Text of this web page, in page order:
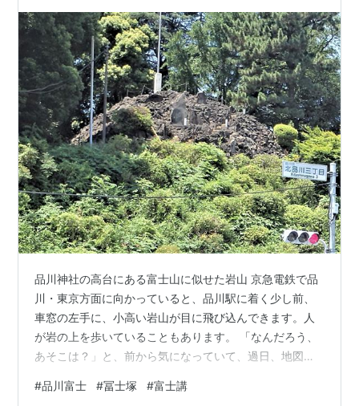
品川神社の高台にある富士山に似せた岩山 京急電鉄で品
川・東京方面に向かっていると、品川駅に着く少し前、
車窓の左手に、小高い岩山が目に飛び込んできます。人
が岩の上を歩いていることもあります。 「なんだろう、
あそこは？」と、前から気になっていて、過日、地図を
というミニチュア富士山 １合目から９合目まである！ 何
#品川富士 #冨士塚 #富士講